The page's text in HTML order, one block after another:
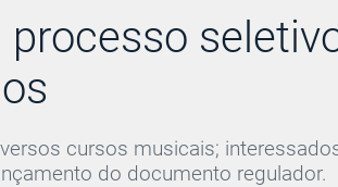
cursos musicais;
do documento regulador.